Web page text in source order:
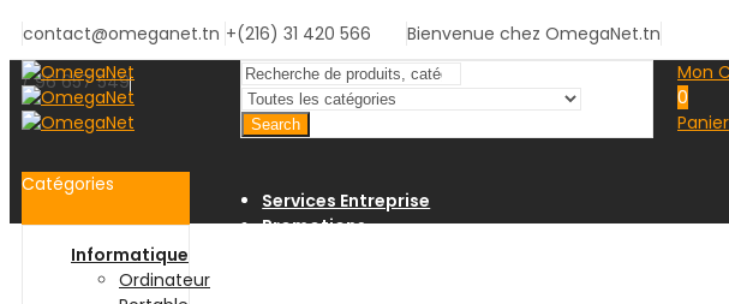
contact@omeganet.tn +(216) 31 420 566
/ 96 657 549
Bienvenue chez OmegaNet.tn
Search
Mon
0
Panier
Catégories
Informatique
Ordinateur
Services Entreprise
Promotions